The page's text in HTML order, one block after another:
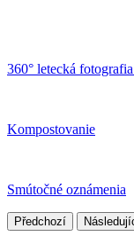
360° letecká
Kompostovanie
Smútočné oznámenia
Předchozí